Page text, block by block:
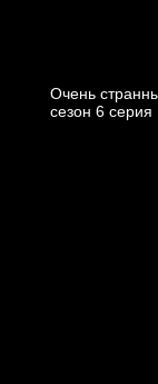
Очень
cезон 6 cерия